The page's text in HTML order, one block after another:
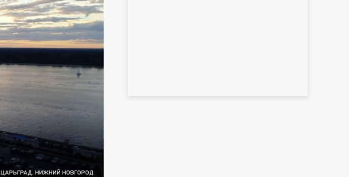
ЦАРЬГРАД. НИЖНИЙ НОВГОРОД